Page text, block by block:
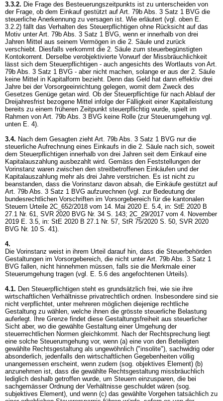
3.3.2. Die Frage des Besteuerungszeitpunkts ist zu unterscheiden von
der Frage, ob dem Einkauf gestützt auf Art. 79b Abs. 3 Satz 1 BVG die
steuerliche Anerkennung zu versagen ist. Wie erläutert (vgl. oben E.
3.2.2) fällt das Verhalten des Steuerpflichtigen ohne Rücksicht auf das
Motiv unterArt. 79b Abs. 3 Satz 1 BVG, wenn er innerhalb von drei
Jahren Mittel aus seinem Vermögen in die 2. Säule und zurück
verschiebt. Diesfalls verkommt die 2. Säule zum steuerbegünstigten
Kontokorrent. Derselbe verobjektivierte Vorwurf der Missbräuchlichkeit
lässt sich dem Steuerpflichtigen - auch angesichts des Wortlauts von Art.
79b Abs. 3 Satz 1 BVG - aber nicht machen, solange er aus der 2. Säule
keine Mittel in Kapitalform bezieht. Denn das Geld hat dann effektiv drei
Jahre bei der Vorsorgeeinrichtung gelegen, womit dem Zweck des
Gesetzes Genüge getan wird. Ob der Steuerpflichtige für nach Ablauf der
Dreijahresfrist bezogene Mittel infolge der Fälligkeit einer Kapitalleistung
bereits zu einem früheren Zeitpunkt steuerpflichtig wurde, spielt im
Rahmen von Art. 79b Abs. 3 BVG keine Rolle (zur Steuerumgehung vgl.
unten E. 4).
3.4. Nach dem Gesagten zieht Art. 79b Abs. 3 Satz 1 BVG nur die
steuerliche Aufrechnung eines Einkaufs in die 2. Säule nach sich, soweit
dem Steuerpflichtigen innerhalb von drei Jahren seit dem Einkauf eine
Kapitalauszahlung ausbezahlt wird. Gemäss den Feststellungen der
Vorinstanz waren zwischen den streitbetroffenen Einkäufen und der
Kapitalauszahlung mehr als drei Jahre verstrichen. Es ist nicht zu
beanstanden, dass die Vorinstanz davon absah, die Einkäufe gestützt auf
Art. 79b Abs. 3 Satz 1 BVG aufzurechnen (vgl. zur Bedeutung der
bundesrechtlichen Vorschriften im Vorsorgebereich für die kantonalen
Steuern Urteile 2C_652/2018 vom 14. Mai 2020 E. 5.4, in: StE 2020 B
27.1 Nr. 61, SVR 2020 BVG Nr. 34 S. 143; 2C_29/2017 vom 4. November
2019 E. 3.5, in: StE 2020 B 27.1 Nr. 57, StR 75/2020 S. 50, SVR 2020
BVG Nr. 10 S. 41).
4.
Die Vorinstanz weist in ihrem Urteil darauf hin, dass die Steuerbehörden
Gestaltungen im Vorsorgebereich, die nicht unterArt. 79b Abs. 3 Satz 1
BVG fallen, nicht hinnehmen müssen, falls sie die Merkmale einer
Steuerumgehung tragen (vgl. E. 5.6 des angefochtenen Urteils).
4.1. Den Steuerpflichtigen steht es grundsätzlich frei, wie sie ihre
wirtschaftlichen Verhältnisse privatrechtlich ordnen. Insbesondere sind sie
nicht verpflichtet, unter mehreren möglichen diejenige rechtliche
Gestaltung zu wählen, welche ihnen die grösste steuerliche Belastung
auferlegt. Ihre Grenze findet diese Gestaltungsfreiheit aus steuerlicher
Sicht aber, wo die gewählte Gestaltung einer Umgehung der
steuerrechtlichen Normen gleichkommt. Nach der Rechtsprechung liegt
eine solche Steuerumgehung vor, wenn (a) eine von den Beteiligten
gewählte Rechtsgestaltung als ungewöhnlich ("insolite"), sachwidrig oder
absonderlich, jedenfalls den wirtschaftlichen Gegebenheiten völlig
unangemessen erscheint, wenn zudem (sog. objektives Element) (b)
anzunehmen ist, dass die gewählte Rechtsgestaltung missbräuchlich
lediglich deshalb getroffen wurde, um Steuern einzusparen, die bei
sachgemässer Ordnung der Verhältnisse geschuldet wären (sog.
subjektives Element), und wenn (c) das gewählte Vorgehen tatsächlich zu